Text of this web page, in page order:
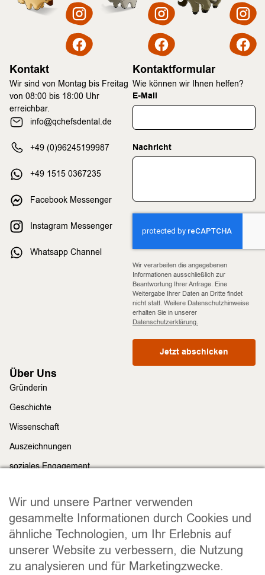
Kontakt
Wir sind von Montag bis Freitag
von 08:00 bis 18:00 Uhr
erreichbar.
info@qchefsdental.de
+49 (0)96245199987
+49 1515 0367235
Facebook Messenger
Instagram Messenger
Whatsapp Channel
Kontaktformular
Wie können wir Ihnen helfen?
E-Mail
Nachricht
Wir verarbeiten die angegebenen
Informationen ausschließlich zur
Beantwortung Ihrer Anfrage. Eine
Weitergabe Ihrer Daten an Dritte findet
nicht statt. Weitere Datenschutzhinweise
erhalten Sie in unserer
Datenschutzerklärung.
Jetzt abschicken
Über Uns
Gründerin
Geschichte
Wissenschaft
Auszeichnungen
soziales Engagement
Rechtliches
Impressum
Datenschutz
Widerrufsrecht
Wir und unsere Partner verwenden
gesammelte Informationen durch Cookies und
ähnliche Technologien, um Ihr Erlebnis auf
unserer Website zu verbessern, die Nutzung
zu analysieren und für Marketingzwecke.